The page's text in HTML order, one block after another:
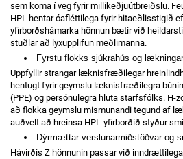
sem koma í veg fyrir millikeðjuútbreiðslu.
HPL hentar óafléttilega fyrir hitaeðlisstigið
yfirborðshámarka hönnun bætir við
stuðlar að lyxupplifun meðlimanna.
Fyrstu flokks sjúkrahús og
Uppfyllir strangar læknisfræðilegar
hentugt fyrir geymslu læknisfræðilegra
(PPE) og persónulegra hluta starfsfólks. H-
að flokka geymslu mismunandi tegund af
auðvelt að hreinsa HPL-yfirborðið styður
Dýrmættar verslunarmiðstöðvar og
Hávirðis Z hönnunin passar við